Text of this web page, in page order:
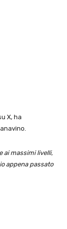
X, ha
ai massimi livelli,
appena passato